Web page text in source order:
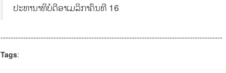
ປະທານາທິບໍດີອາເມລິກາຄົນທີ 16
----------------------------------------------------------------------------------------
Tags: